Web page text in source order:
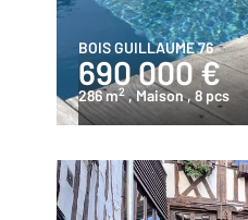
BOIS GUILLAUME 76
690 000 €
286 m2 , Maison, 8 pcs